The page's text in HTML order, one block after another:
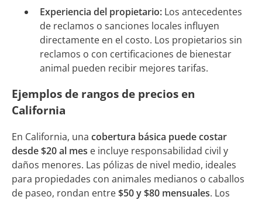
Experiencia del propietario: Los antecedentes
de reclamos o sanciones locales influyen
directamente en el costo. Los propietarios sin
reclamos o con certificaciones de bienestar
animal pueden recibir mejores tarifas.
Ejemplos de rangos de precios en
California
En California, una cobertura básica puede costar
desde $20 al mes e incluye responsabilidad civil y
daños menores. Las pólizas de nivel medio, ideales
para propiedades con animales medianos o caballos
de paseo, rondan entre$50 y $80 mensuales. Los